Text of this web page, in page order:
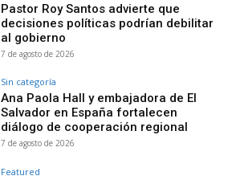
Pastor Roy Santos advierte que
decisiones políticas podrían debilitar
al gobierno
7 de agosto de 2026
Sin categoría
Ana Paola Hall y embajadora de El
Salvador en España fortalecen
diálogo de cooperación regional
7 de agosto de 2026
Featured